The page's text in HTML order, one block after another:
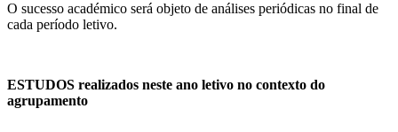
O sucesso académico será objeto de análises periódicas no final de
cada período letivo.
ESTUDOS realizados neste ano letivo no contexto do
agrupamento